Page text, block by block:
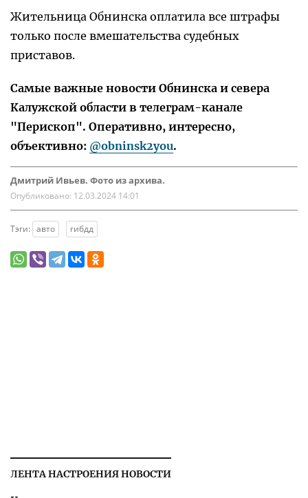
Жительница Обнинска оплатила все штрафы
только после вмешательства судебных
приставов.
Самые важные новости Обнинска и севера
Калужской области в телеграм-канале
"Перископ". Оперативно, интересно,
объективно: @obninsk2you.
Дмитрий Ивьев. Фото из архива.
Опубликовано: 12.03.2024 14:01
Тэги: авто гибдд
ЛЕНТА НАСТРОЕНИЯ НОВОСТИ